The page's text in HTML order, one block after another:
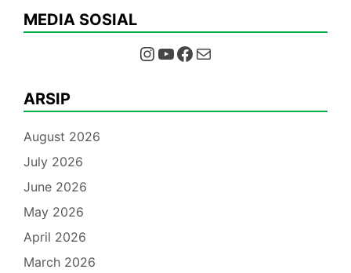
MEDIA SOSIAL
Instagram YouTube Facebook Mail
ARSIP
August 2026
July 2026
June 2026
May 2026
April 2026
March 2026